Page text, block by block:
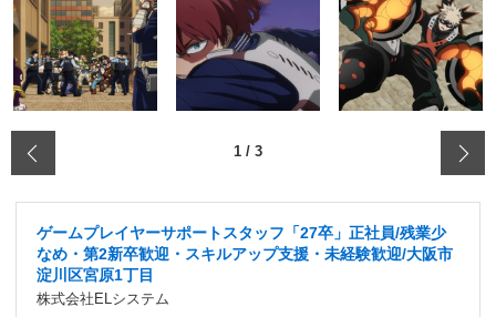
1 / 3
ゲームプレイヤーサポートスタッフ「27卒」正社員/残業少
なめ・第2新卒歓迎・スキルアップ支援・未経験歓迎/大阪市
淀川区宮原1丁目
株式会社ELシステム